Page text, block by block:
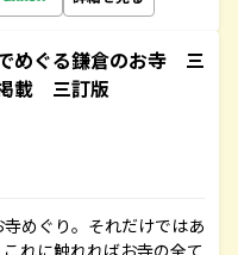
めぐる鎌倉のお寺 三
載 三訂版
めぐり。それだけではあ
れに触れればお寺の全て